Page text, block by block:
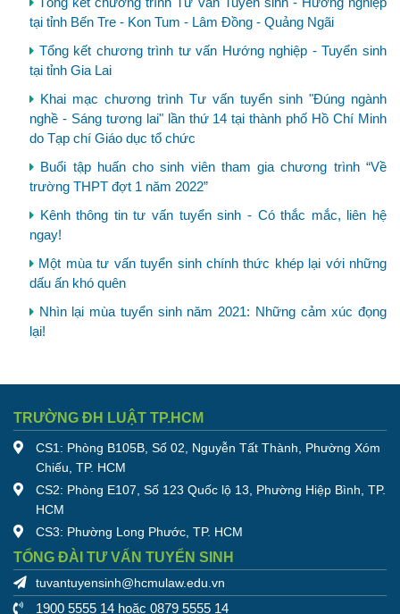
tại tỉnh Bến Tre - Kon Tum - Lâm Đồng - Quảng Ngãi
Tổng kết chương trình tư vấn Hướng nghiệp - Tuyển sinh
tại tỉnh Gia Lai
Khai mạc chương trình Tư vấn tuyển sinh "Đúng ngành
nghề - Sáng tương lai" lần thứ 14 tại thành phố Hồ Chí Minh
do Tạp chí Giáo dục tổ chức
Buổi tập huấn cho sinh viên tham gia chương trình “Về
trường THPT đợt 1 năm 2022”
Kênh thông tin tư vấn tuyển sinh - Có thắc mắc, liên hệ
ngay!
Một mùa tư vấn tuyển sinh chính thức khép lại với những
dấu ấn khó quên
Nhìn lại mùa tuyển sinh năm 2021: Những cảm xúc đọng
lại!
TRƯỜNG ĐH LUẬT TP.HCM
CS1: Phòng B105B, Số 02, Nguyễn Tất Thành, Phường Xóm
Chiếu, TP. HCM
CS2: Phòng E107, Số 123 Quốc lộ 13, Phường Hiệp Bình, TP.
HCM
CS3: Phường Long Phước, TP. HCM
TỔNG ĐÀI TƯ VẤN TUYỂN SINH
tuvantuyensinh@hcmulaw.edu.vn
1900 5555 14 hoặc 0879 5555 14